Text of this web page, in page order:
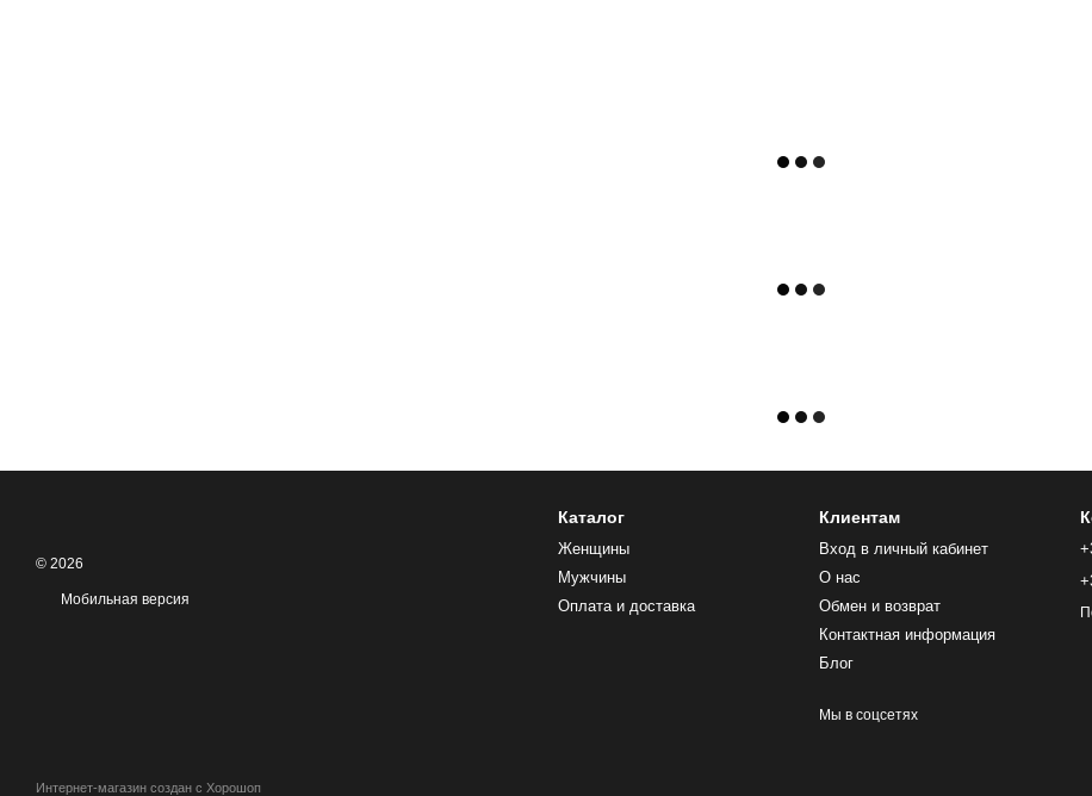
© 2026
Мобильная версия
Интернет-магазин создан с Хорошоп
Каталог
Женщины
Мужчины
Оплата и доставка
Клиентам
Вход в личный кабинет
О нас
Обмен и возврат
Контактная информация
Блог
Мы в соцсетях